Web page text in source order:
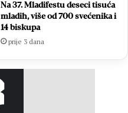
Na 37. Mladifestu deseci tisuća
mladih, više od 700 svećenika i
14 biskupa
prije 3 dana